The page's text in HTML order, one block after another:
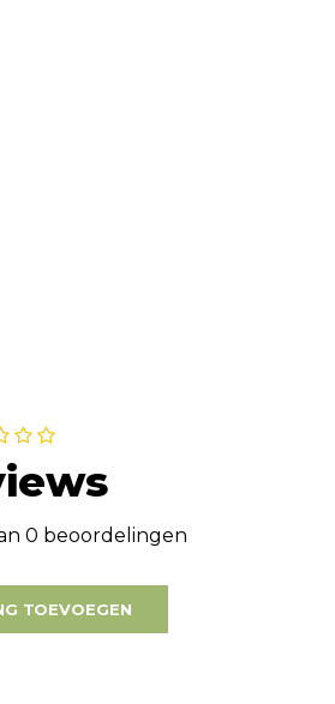
0 beoordelingen
TOEVOEGEN